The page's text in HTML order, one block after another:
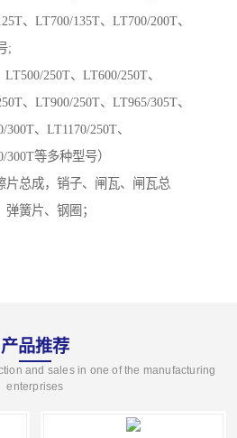
、LT700/135T、LT700/200T、
;
250T、LT600/250T、
、LT900/250T、LT965/305T、
、LT1170/250T、
300T等多种型号）
片总成，销子、闸瓦、闸瓦总
簧片、钢圈；
产品推荐
and sales in one of the manufacturing
enterprises